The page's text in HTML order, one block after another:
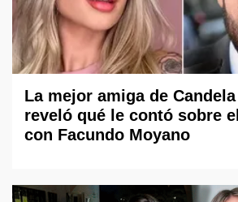
La mejor amiga de
reveló qué le contó sobre
con Facundo Moyano